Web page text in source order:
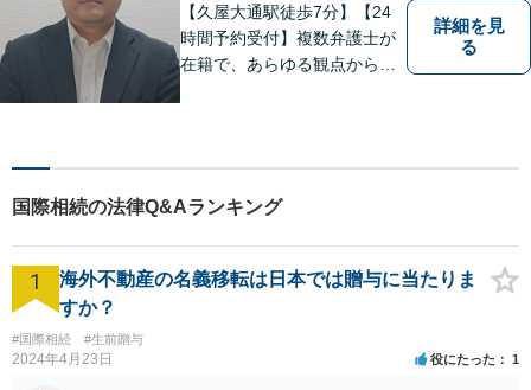
【久屋大通駅徒歩7分】【24
時間予約受付】複数弁護士が
在籍で、あらゆる観点から丁
は、一度ご相談ください。
【当日・休日・夜間相談可】
詳細を見
る
国際相続の法律Q&Aランキング
1
海外不動産の名義移転は日本では贈与に当たりま
すか？
#国際相続 #生前贈与
2024年4月23日 役にたった 1